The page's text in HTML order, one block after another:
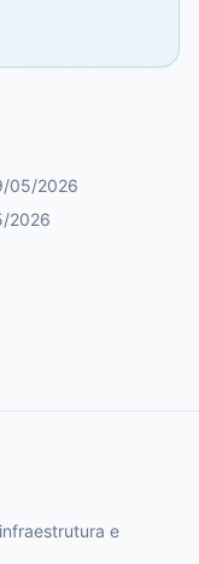
05/2026
2026
e